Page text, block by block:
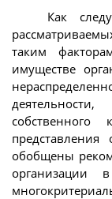
Как
таким
имуществе
обобщены
организации